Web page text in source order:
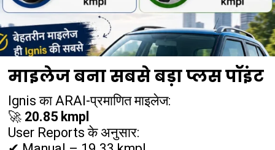
माइलेज बना सबसे बड़ा प्लस पॉइंट
Ignis का ARAI-प्रमाणित माइलेज:
🚀 20.85 kmpl
User Reports के अनुसार: